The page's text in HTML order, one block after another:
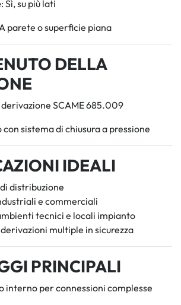
: Sì, su più lati
parete o superficie piana
DELLA
derivazione SCAME 685.009
con sistema di chiusura a pressione
IDEALI
distribuzione
e commerciali
tecnici e locali impianto
multiple in sicurezza
PRINCIPALI
interno per connessioni complesse